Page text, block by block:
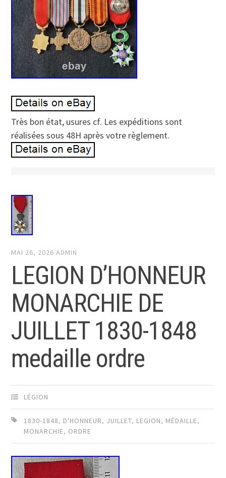
Très bon état, usures cf. Les expéditions sont
réalisées sous 48H après votre règlement.
MAI 26, 2026 ADMIN
LEGION D’HONNEUR
MONARCHIE DE
JUILLET 1830-1848
medaille ordre
LÉGION
1830-1848, D'HONNEUR, JUILLET, LEGION, MÉDAILLE,
MONARCHIE, ORDRE